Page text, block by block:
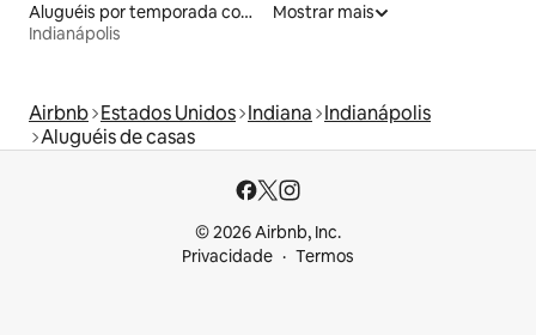
Aluguéis por temporada com suítes privativas
Indianápolis
Mostrar mais
Airbnb Estados Unidos Indiana Indianápolis
Aluguéis de casas
© 2026 Airbnb, Inc.
Privacidade
Termos